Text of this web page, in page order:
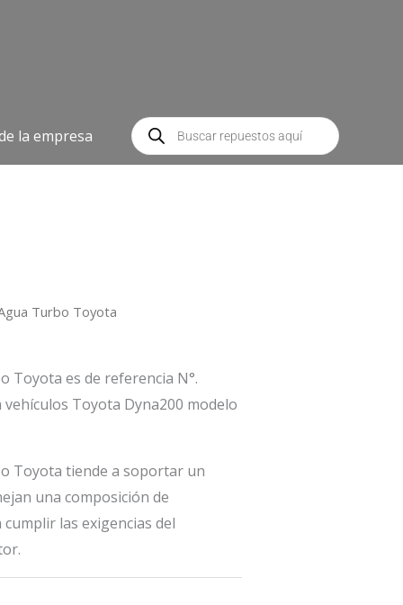
la empresa
Búsqueda
de
productos
Turbo Toyota
Toyota es de referencia N°.
vehículos Toyota Dyna200 modelo
Toyota tiende a soportar un
una composición de
las exigencias del